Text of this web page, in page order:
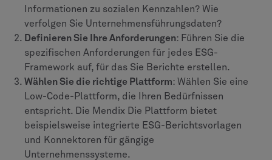
Informationen zu sozialen Kennzahlen? Wie
verfolgen Sie Unternehmensführungsdaten?
Definieren Sie Ihre Anforderungen: Führen Sie die
spezifischen Anforderungen für jedes ESG-
Framework auf, für das Sie Berichte erstellen.
Wählen Sie die richtige Plattform: Wählen Sie eine
Low-Code-Plattform, die Ihren Bedürfnissen
entspricht. Die Mendix Die Plattform bietet
beispielsweise integrierte ESG-Berichtsvorlagen
und Konnektoren für gängige
Unternehmenssysteme.